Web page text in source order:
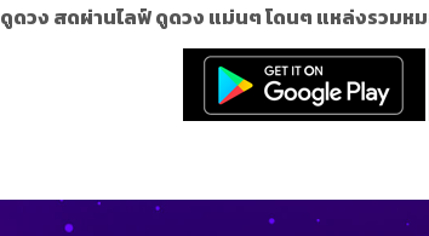
ดูดวง สดผ่านไลฟ์ ดูดวง แม่นๆ โดนๆ แหล่งรวมห